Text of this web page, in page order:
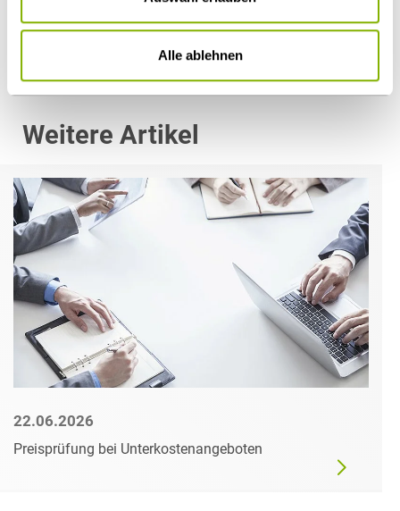
Alle ablehnen
Öffentlicher Sektor und Vergabe
Weitere Artikel
22.06.2026
Preisprüfung bei Unterkostenangeboten